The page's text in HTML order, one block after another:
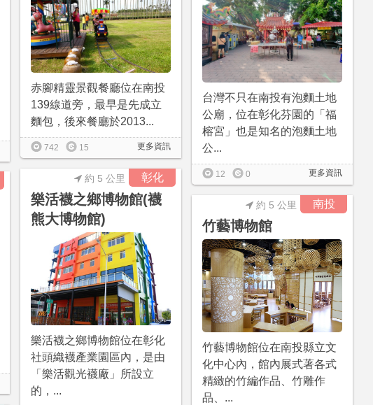
台灣不只在南投有泡麵土地
公廟，位在彰化芬園的「福
榕宮」也是知名的泡麵土地
公...
更多資訊
12 0
赤腳精靈景觀餐廳位在南投
139線道旁，最早是先成立
麵包，後來餐廳於2013...
更多資訊
742 15
彰化
樂活襪之鄉博物館(襪
熊大博物館)
約 5 公里
樂活襪之鄉博物館位在彰化
社頭織襪產業園區內，是由
「樂活觀光襪廠」所設立
的，...
南投
竹藝博物館
約 5 公里
竹藝博物館位在南投縣立文
化中心內，館內展式著各式
精緻的竹編作品、竹雕作
品、...